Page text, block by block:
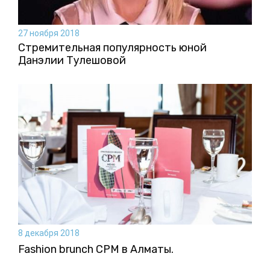
27 ноября 2018
Стремительная популярность юной
Данэлии Тулешовой
8 декабря 2018
Fashion brunch CPM в Алматы.